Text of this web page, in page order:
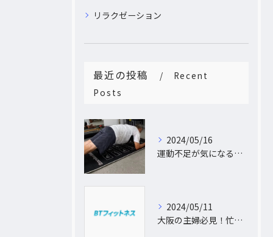
リラクゼーション
最近の投稿
Recent
Posts
2024/05/16
運動不足が気になるあなたへ。大阪中崎町で自宅にパーソナルトレーナーがおうかがし!プライベート空間で理想のカラダづくり
2024/05/11
大阪の主婦必見！忙しい日常に合わせた出張パーソナルトレーニングで理想のボディを手に入れよう